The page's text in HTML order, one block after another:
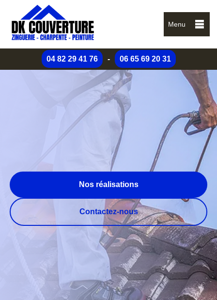
Menu
04 82 29 41 76 - 06 65 69 20 31
Nos réalisations
Contactez-nous